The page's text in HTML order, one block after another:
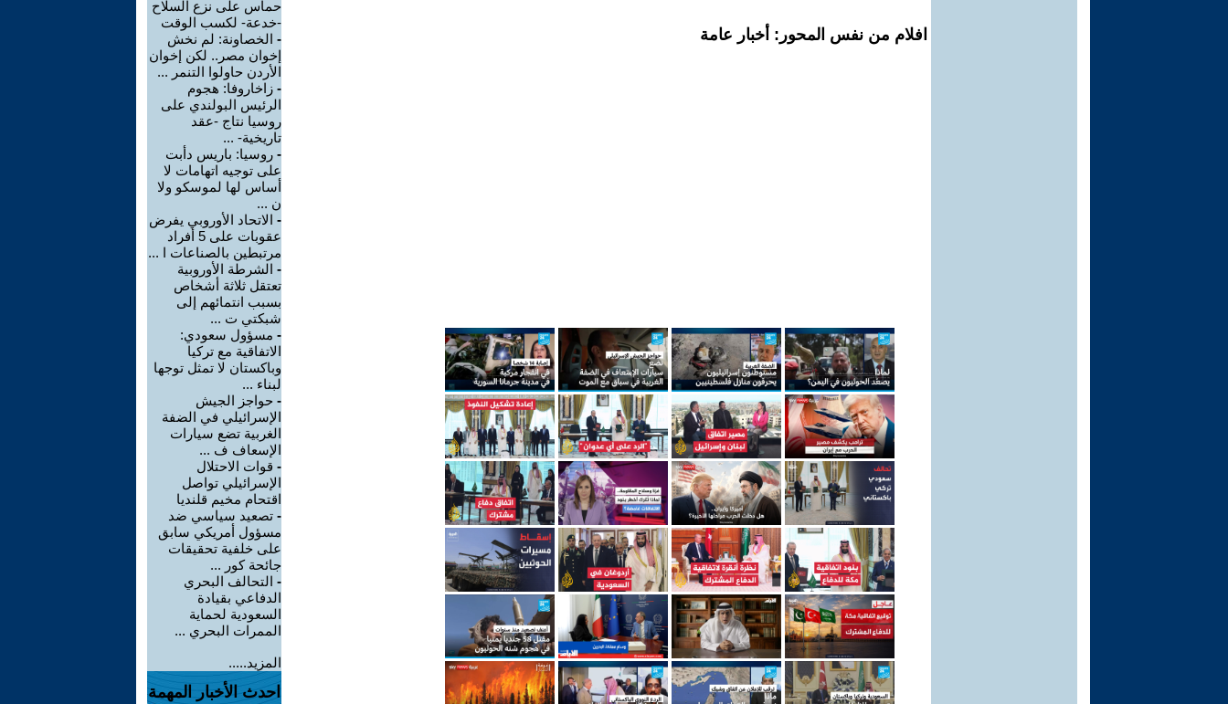
افلام من نفس المحور: أخبار عامة
حماس على نزع السلاح
-خدعة- لكسب الوقت
- الخصاونة: لم نخش
إخوان مصر.. لكن إخوان
الأردن حاولوا التنمر ...
- زاخاروفا: هجوم
الرئيس البولندي على
روسيا نتاج -عقد
تاريخية- ...
- روسيا: باريس دأبت
على توجيه اتهامات لا
أساس لها لموسكو ولا
ن ...
- الاتحاد الأوروبي يفرض
عقوبات على 5 أفراد
مرتبطين بالصناعات ا ...
- الشرطة الأوروبية
تعتقل ثلاثة أشخاص
بسبب انتمائهم إلى
شبكتي ت ...
- مسؤول سعودي:
الاتفاقية مع تركيا
وباكستان لا تمثل توجها
لبناء ...
- حواجز الجيش
الإسرائيلي في الضفة
الغربية تضع سيارات
الإسعاف ف ...
- قوات الاحتلال
الإسرائيلي تواصل
اقتحام مخيم قلنديا
- تصعيد سياسي ضد
مسؤول أمريكي سابق
على خلفية تحقيقات
جائحة كور ...
- التحالف البحري
الدفاعي بقيادة
السعودية لحماية
الممرات البحري ...
المزيد.....
احدث الأخبار المهمة